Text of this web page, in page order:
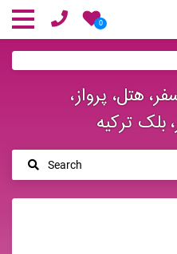
0
هتل، پرواز،
بلک ترکیه
Search